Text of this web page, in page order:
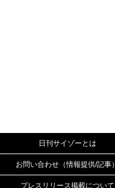
日刊サイゾーとは
お問い合わせ（情報提供/記事）
プレスリリース掲載について